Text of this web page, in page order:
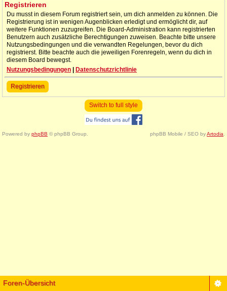
Registrieren
Du musst in diesem Forum registriert sein, um dich anmelden zu können. Die
Registrierung ist in wenigen Augenblicken erledigt und ermöglicht dir, auf
weitere Funktionen zuzugreifen. Die Board-Administration kann registrierten
Benutzern auch zusätzliche Berechtigungen zuweisen. Beachte bitte unsere
Nutzungsbedingungen und die verwandten Regelungen, bevor du dich
registrierst. Bitte beachte auch die jeweiligen Forenregeln, wenn du dich in
diesem Board bewegst.
Nutzungsbedingungen
Datenschutzrichtlinie
Registrieren
Switch to full style
Powered by phpBB © phpBB Group. phpBB Mobile / SEO byArtodia
Foren-Übersicht